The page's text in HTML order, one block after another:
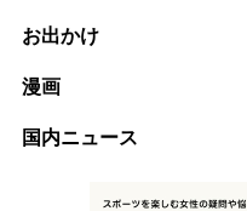
お出かけ
漫画
国内ニュース